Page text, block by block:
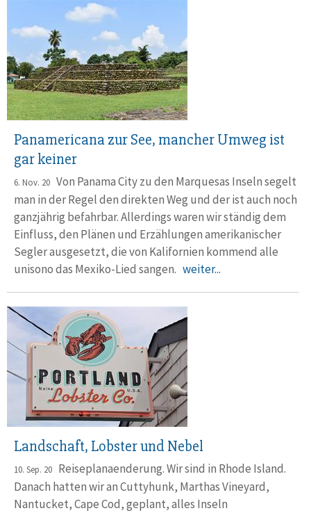
Panamericana zur See, mancher Umweg ist
gar keiner
6. Nov. 20 Von Panama City zu den Marquesas Inseln segelt
man in der Regel den direkten Weg und der ist auch noch
ganzjährig befahrbar. Allerdings waren wir ständig dem
Einfluss, den Plänen und Erzählungen amerikanischer
Segler ausgesetzt, die von Kalifornien kommend alle
unisono das Mexiko-Lied sangen. weiter...
Landschaft, Lobster und Nebel
10. Sep. 20 Reiseplanaenderung. Wir sind in Rhode Island.
Danach hatten wir an Cuttyhunk, Marthas Vineyard,
Nantucket, Cape Cod, geplant, alles Inseln